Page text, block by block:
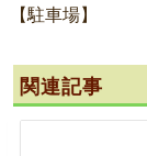
【駐車場】
関連記事